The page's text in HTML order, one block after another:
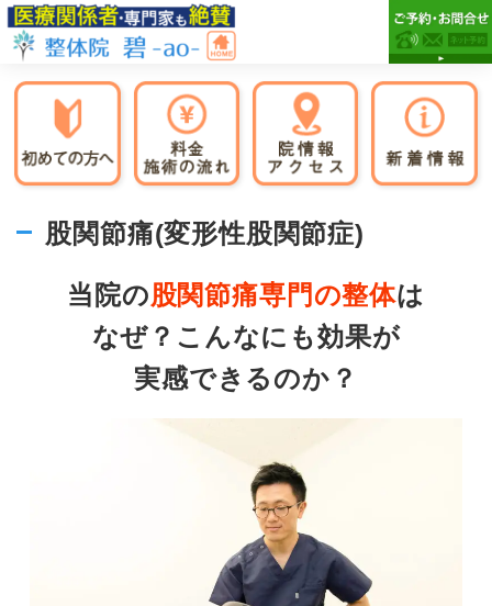
Skip
to
primary
navigation
Skip
to
main
content
Skip
to
primary
sidebar
市
原
整
体
体
腰
膝
股関節痛(変形性股関節症)
当院の股関節痛専門の整体は
なぜ？こんなにも効果が
実感できるのか？